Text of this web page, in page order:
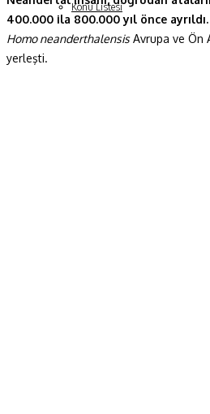
Konu Listesi
400.000 ila 800.000 yıl önce ayrıldı.
Homo neanderthalensisAvrupa ve Ön
yerleşti.